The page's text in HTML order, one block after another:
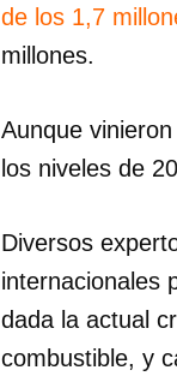
de los 1,7
millones.
Aunque
los niveles de
Diversos
internacionales
dada la actual
combustible, y